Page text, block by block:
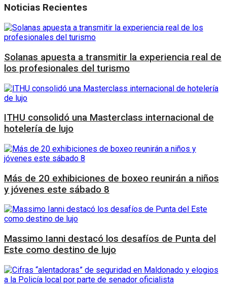
Noticias Recientes
Solanas apuesta a transmitir la experiencia real de
los profesionales del turismo
ITHU consolidó una Masterclass internacional de
hotelería de lujo
Más de 20 exhibiciones de boxeo reunirán a niños
y jóvenes este sábado 8
Massimo Ianni destacó los desafíos de Punta del
Este como destino de lujo